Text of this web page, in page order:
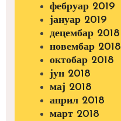
фебруар 2019
јануар 2019
децембар 2018
новембар 2018
октобар 2018
јун 2018
мај 2018
април 2018
март 2018